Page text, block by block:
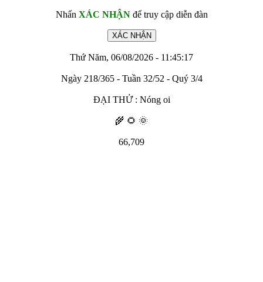
Nhấn XÁC NHẬNđể truy cập diễn đàn
Thứ Năm, 06/08/2026 - 11:45:17
Ngày 218/365 - Tuần 32/52 - Quý 3/4
ĐẠI THỬ : Nóng oi
🌾 🌻 🌞
66,709